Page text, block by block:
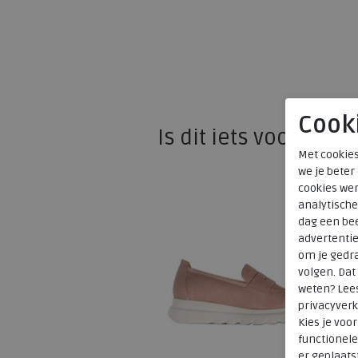
Is dit iets voor u?
Met
we je
cookies
dag een
om je
volgen.
weten?
Kies je
functionele